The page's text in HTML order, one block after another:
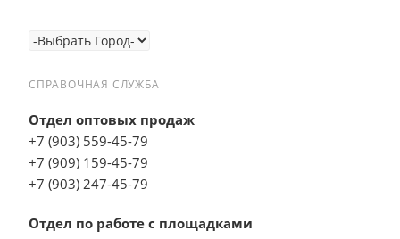
СПРАВОЧНАЯ СЛУЖБА
Отдел оптовых продаж
+7 (903) 559-45-79
+7 (909) 159-45-79
+7 (903) 247-45-79
Отдел по работе с площадками